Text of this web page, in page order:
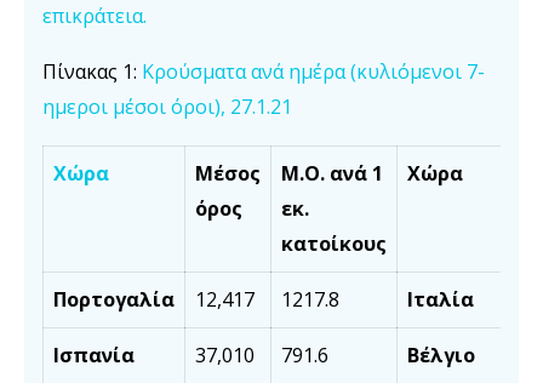
επικράτεια.
Πίνακας 1: Κρούσματα ανά ημέρα (κυλιόμενοι 7-
ημεροι μέσοι όροι), 27.1.21
Χώρα
Μέσος
όρος
Μ.Ο. ανά 1
εκ.
κατοίκους
Χώρα
Πορτογαλία 12,417 1217.8 Ιταλία
Ισπανία 37,010 791.6 Βέλγιο